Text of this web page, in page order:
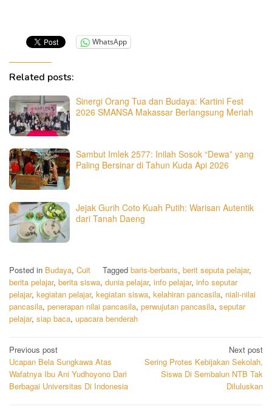
WhatsApp
Related posts:
Sinergi Orang Tua dan Budaya: Kartini Fest
2026 SMANSA Makassar Berlangsung Meriah
Sambut Imlek 2577: Inilah Sosok “Dewa” yang
Paling Bersinar di Tahun Kuda Api 2026
Jejak Gurih Coto Kuah Putih: Warisan Autentik
dari Tanah Daeng
Posted in Budaya, Cuit Tagged baris-berbaris, berit seputa pelajar,
berita pelajar, berita siswa, dunia pelajar, info pelajar, info seputar
pelajar, kegiatan pelajar, kegiatan siswa, kelahiran pancasila, niali-nilai
pancasila, penerapan nilai pancasila, perwujutan pancasila, seputar
pelajar, siap baca, upacara benderah
Post
navigation
Previous post
Ucapan Bela Sungkawa Atas
Wafatnya Ibu Ani Yudhoyono Dari
Berbagai Universitas Di Indonesia
Next post
Sering Protes Kebijakan Sekolah,
Siswa Di Sembalun NTB Tak
Diluluskan